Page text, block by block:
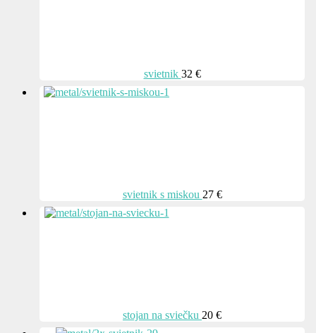
svietnik 32 €
svietnik s miskou 27 €
stojan na sviečku 20 €